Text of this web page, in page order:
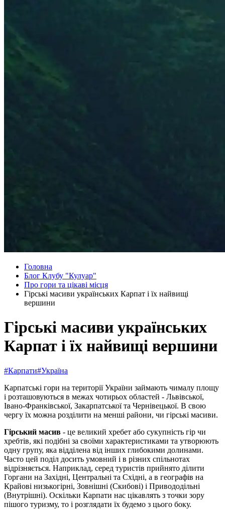
Головна
Блог Клубу "Кулуар"
Про гори та цікаві місця
Гірські масиви українських Карпат і їх найвищі
вершини
Гірські масиви українських
Карпат і їх найвищі вершини
#Карпати#Україна
Карпатські гори на території України займають чималу площу
і розташовуються в межах чотирьох областей - Львівської,
Івано-Франківської, Закарпатської та Чернівецької. В свою
чергу їх можна розділити на менші райони, чи гірські масиви.
Гірський масив - це великий хребет або сукупність гір чи
хребтів, які подібні за своїми характеристиками та утворюють
одну групу, яка відділена від інших глибокими долинами.
Часто цей поділ досить умовний і в різних спільнотах
відрізняється. Наприклад, серед туристів прийнято ділити
Горгани на Західні, Центральні та Східні, а в географів на
Крайові низькогірні, Зовнішні (Скибові) і Привододільні
(Внутрішні). Оскільки Карпати нас цікавлять з точки зору
пішого туризму, то і розглядати їх будемо з цього боку.